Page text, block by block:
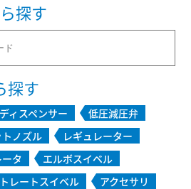
探す
探す
ディスペンサー
低圧減圧弁
ノズル
レギュレーター
タ
エルボスイベル
レートスイベル
アクセサリ